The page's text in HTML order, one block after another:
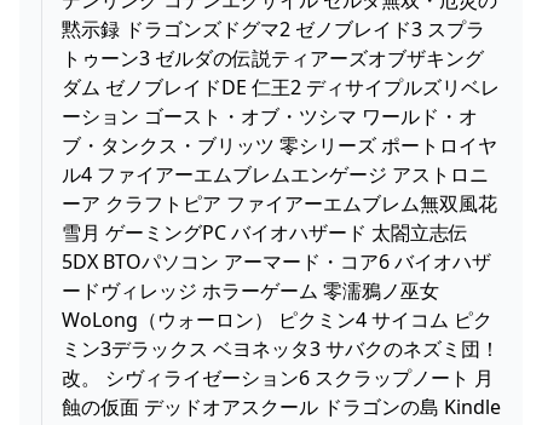
黙示録 ドラゴンズドグマ2 ゼノブレイド3 スプラ
トゥーン3 ゼルダの伝説ティアーズオブザキング
ダム ゼノブレイドDE 仁王2 ディサイプルズリベレ
ーション ゴースト・オブ・ツシマ ワールド・オ
ブ・タンクス・ブリッツ 零シリーズ ポートロイヤ
ル4 ファイアーエムブレムエンゲージ アストロニ
ーア クラフトピア ファイアーエムブレム無双風花
雪月 ゲーミングPC バイオハザード 太閤立志伝
5DX BTOパソコン アーマード・コア6 バイオハザ
ードヴィレッジ ホラーゲーム 零濡鴉ノ巫女
WoLong（ウォーロン） ピクミン4 サイコム ピク
ミン3デラックス ベヨネッタ3 サバクのネズミ団！
改。 シヴィライゼーション6 スクラップノート 月
蝕の仮面 デッドオアスクール ドラゴンの島 Kindle